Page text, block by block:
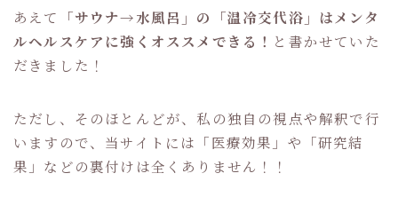
あえて
「サウナ→水風呂」の「温冷交代浴」はメンタ
ルヘルスケアに強くオススメできる！ と書かせていた
だきました！
ただし、そのほとんどが、私の独自の視点や解釈で行
いますので、当サイトには「医療効果」や「研究結
果」などの裏付けは全くありません！！